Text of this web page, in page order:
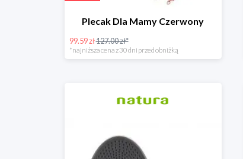
Plecak Dla Mamy Czerwony
99.59 zł127.00 zł*
*najniższa cena z 30 dni przed obniżką